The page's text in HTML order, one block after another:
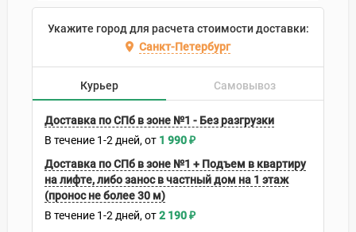
Укажите город для расчета стоимости доставки:
Санкт-Петербург
Курьер Самовывоз
Доставка по СПб в зоне №1 - Без разгрузки
В течение 1-2 дней 1 990₽
Доставка по СПб в зоне №1 + Подъем в квартиру
на лифте, либо занос в частный дом на 1 этаж
(пронос не более 30 м)
В течение 1-2 дней 2 190₽